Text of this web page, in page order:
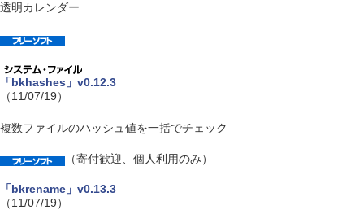
透明カレンダー
「bkhashes」v0.12.3
（11/07/19）
複数ファイルのハッシュ値を一括でチェック
（寄付歓迎、個人利用のみ）
「bkrename」v0.13.3
（11/07/19）